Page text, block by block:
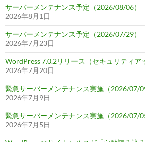
サーバーメンテナンス予定（2026/08/06）
2026年8月1日
サーバーメンテナンス予定（2026/07/29）
2026年7月23日
WordPress 7.0.2リリース（セキュリティア
2026年7月20日
緊急サーバーメンテナンス実施（2026/07/
2026年7月9日
緊急サーバーメンテナンス実施（2026/07/
2026年7月5日